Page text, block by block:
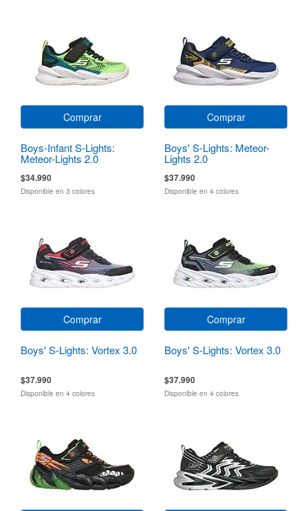
Comprar
Boys-Infant S-Lights:
Meteor-Lights 2.0
$34.990
Disponible en 3 colores
Comprar
Boys' S-Lights: Meteor-
Lights 2.0
$37.990
Disponible en 4 colores
Comprar
Boys' S-Lights: Vortex 3.0
$37.990
Disponible en 4 colores
Comprar
Boys' S-Lights: Vortex 3.0
$37.990
Disponible en 4 colores